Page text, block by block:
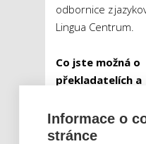
odbornice z
Lingua Centrum.
Co jste možná o
překladatelích a
Na světě je
Informace o
stránce